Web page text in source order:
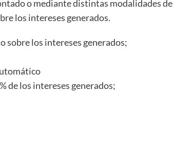
o mediante distintas modalidades de
los intereses generados.
sobre los intereses generados;
de los intereses generados;